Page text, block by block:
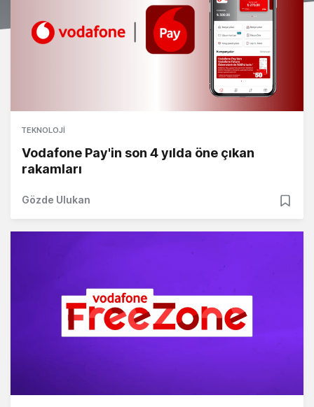
TEKNOLOJI
Vodafone Pay'in son 4 yılda öne çıkan
rakamları
Gözde Ulukan